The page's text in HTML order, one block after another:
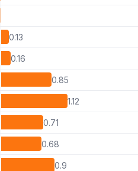
0.13
0.16
0.85
1.12
0.71
0.68
0.9